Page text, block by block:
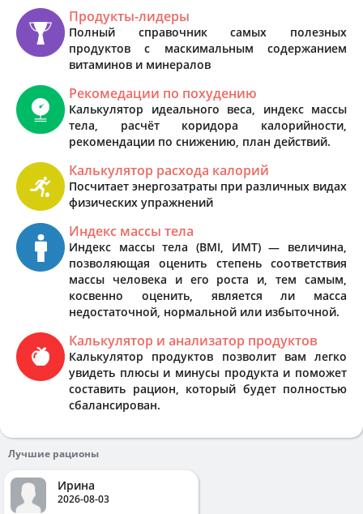
Продукты-лидеры
Полный справочник самых полезных
продуктов с маскимальным содержанием
витаминов и минералов
Рекомедации по похудению
Калькулятор идеального веса, индекс массы
тела, расчёт коридора калорийности,
рекомендации по снижению, план действий.
Калькулятор расхода калорий
Посчитает энергозатраты при различных видах
физических упражнений
Индекс массы тела
Индекс массы тела (BMI, ИМТ) — величина,
позволяющая оценить степень соответствия
массы человека и его роста и, тем самым,
косвенно оценить, является ли масса
недостаточной, нормальной или избыточной.
Калькулятор и анализатор продуктов
Калькулятор продуктов позволит вам легко
увидеть плюсы и минусы продукта и поможет
составить рацион, который будет полностью
сбалансирован.
Лучшие рационы
Ирина
2026-08-03